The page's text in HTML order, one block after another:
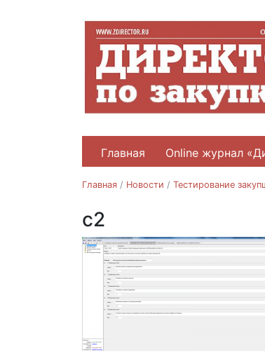
Главная Online журнал
Главная / Новости / Тестирование
с2